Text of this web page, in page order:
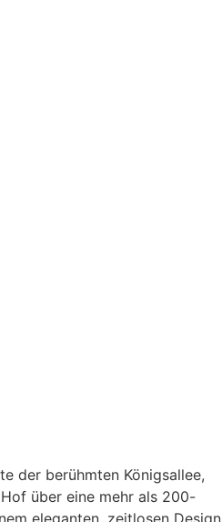
der berühmten Königsallee,
über eine mehr als 200-
eleganten, zeitlosen Design